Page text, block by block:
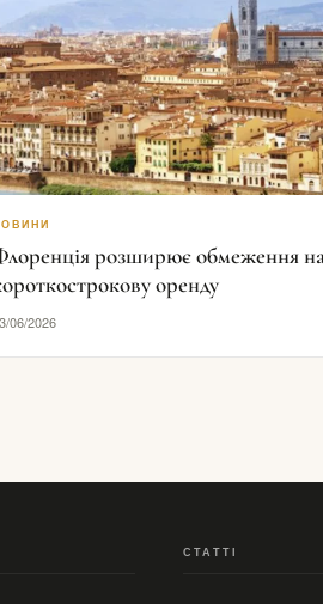
розширює обмеження
оренду
06/2026
СТАТТІ